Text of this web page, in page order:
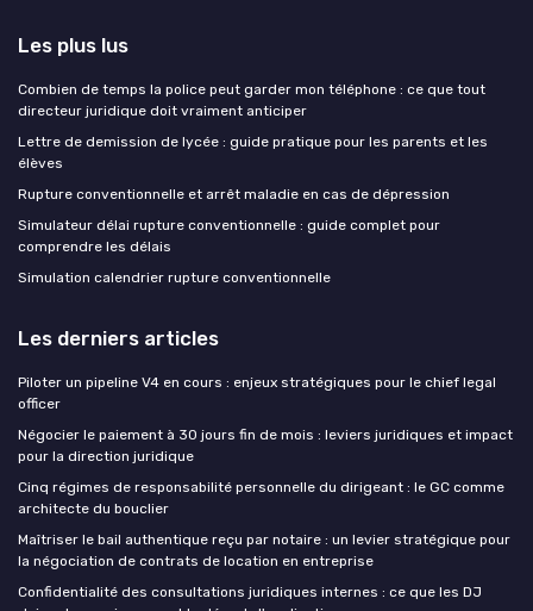
Les plus lus
Combien de temps la police peut garder mon téléphone : ce que tout
directeur juridique doit vraiment anticiper
Lettre de demission de lycée : guide pratique pour les parents et les
élèves
Rupture conventionnelle et arrêt maladie en cas de dépression
Simulateur délai rupture conventionnelle : guide complet pour
comprendre les délais
Simulation calendrier rupture conventionnelle
Les derniers articles
Piloter un pipeline V4 en cours : enjeux stratégiques pour le chief legal
officer
Négocier le paiement à 30 jours fin de mois : leviers juridiques et impact
pour la direction juridique
Cinq régimes de responsabilité personnelle du dirigeant : le GC comme
architecte du bouclier
Maîtriser le bail authentique reçu par notaire : un levier stratégique pour
la négociation de contrats de location en entreprise
Confidentialité des consultations juridiques internes : ce que les DJ